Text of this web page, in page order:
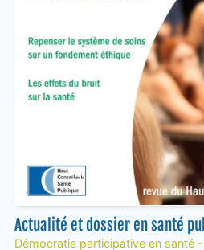
Actualité et dossier en santé
Démocratie participative en santé